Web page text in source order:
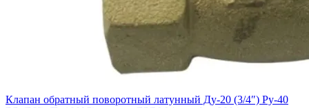
Клапан обратный поворотный латунный Ду-20 (3/4″) Ру-40